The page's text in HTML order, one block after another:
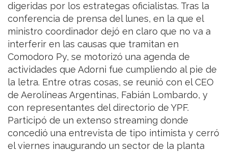
digeridas por los estrategas oficialistas. Tras la
conferencia de prensa del lunes, en la que el
ministro coordinador dejó en claro que no va a
interferir en las causas que tramitan en
Comodoro Py, se motorizó una agenda de
actividades que Adorni fue cumpliendo al pie de
la letra. Entre otras cosas, se reunió con el CEO
de Aerolíneas Argentinas, Fabián Lombardo, y
con representantes del directorio de YPF.
Participó de un extenso streaming donde
concedió una entrevista de tipo intimista y cerró
el viernes inaugurando un sector de la planta